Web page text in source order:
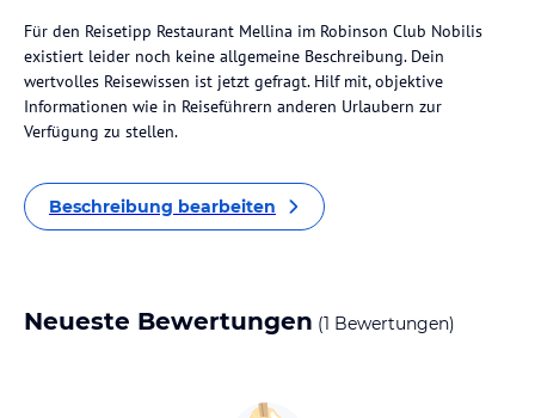
Für den Reisetipp Restaurant Mellina im Robinson Club Nobilis
existiert leider noch keine allgemeine Beschreibung. Dein
wertvolles Reisewissen ist jetzt gefragt. Hilf mit, objektive
Informationen wie in Reiseführern anderen Urlaubern zur
Verfügung zu stellen.
Beschreibung bearbeiten
Neueste Bewertungen (1 Bewertungen)